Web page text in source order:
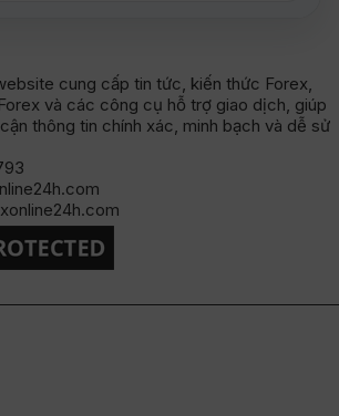
cung cấp tin tức, kiến thức Forex,
và các công cụ hỗ trợ giao dịch, giúp
thông tin chính xác, minh bạch và dễ sử